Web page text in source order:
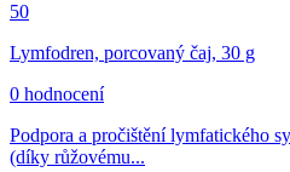
50
Lymfodren, porcovaný čaj, 30 g
0 hodnocení
Podpora a pročištění lymfatického
(díky růžovému...